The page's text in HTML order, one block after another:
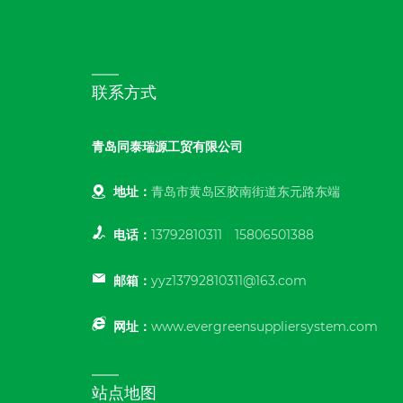
联系方式
青岛同泰瑞源工贸有限公司
地址： 青岛市黄岛区胶南街道东元路东端
电话： 13792810311 15806501388
邮箱： yyz13792810311@163.com
网址： www.evergreensuppliersystem.com
站点地图